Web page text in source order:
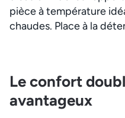
pièce à température
chaudes. Place à la
Le confort
avantageux